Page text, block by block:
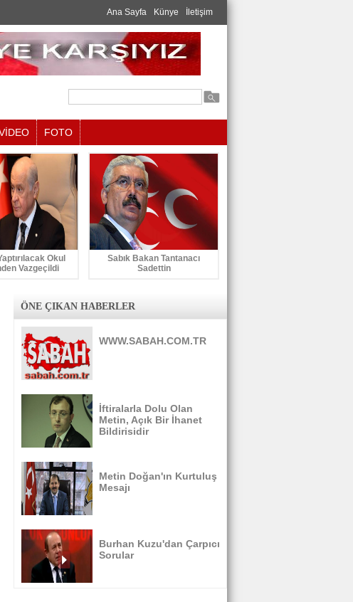
Ana Sayfa Künye İletişim
FOTO
Okul
Vazgeçildi
Sabık Bakan Tantanacı
Sadettin
ÖNE ÇIKAN HABERLER
WWW.SABAH.COM.TR
İftiralarla Dolu Olan
Metin, Açık Bir İhanet
Bildirisidir
Metin Doğan'ın Kurtuluş
Mesajı
Burhan Kuzu'dan Çarpıcı
Sorular